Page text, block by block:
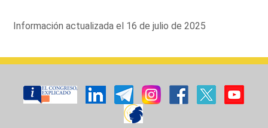
Información actualizada el 16 de julio de 2025